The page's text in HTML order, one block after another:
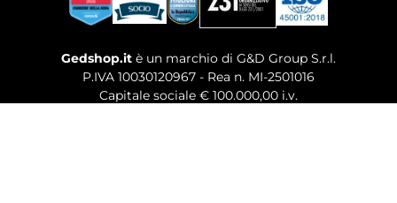
Gedshop.it è un marchio di G&D Group S.r.l.
P.IVA 10030120967 - Rea n. MI-2501016
Capitale sociale € 100.000,00 i.v.